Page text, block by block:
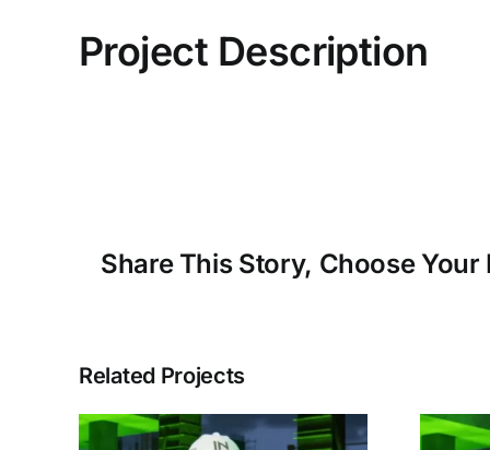
Project Description
Share This Story, Choose Your
Related Projects